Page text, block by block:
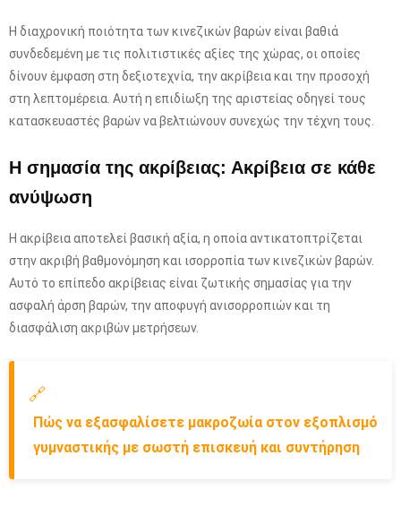
Η διαχρονική ποιότητα των κινεζικών βαρών είναι βαθιά
συνδεδεμένη με τις πολιτιστικές αξίες της χώρας, οι οποίες
δίνουν έμφαση στη δεξιοτεχνία, την ακρίβεια και την προσοχή
στη λεπτομέρεια. Αυτή η επιδίωξη της αριστείας οδηγεί τους
κατασκευαστές βαρών να βελτιώνουν συνεχώς την τέχνη τους.
Η σημασία της ακρίβειας: Ακρίβεια σε κάθε
ανύψωση
Η ακρίβεια αποτελεί βασική αξία, η οποία αντικατοπτρίζεται
στην ακριβή βαθμονόμηση και ισορροπία των κινεζικών βαρών.
Αυτό το επίπεδο ακρίβειας είναι ζωτικής σημασίας για την
ασφαλή άρση βαρών, την αποφυγή ανισορροπιών και τη
διασφάλιση ακριβών μετρήσεων.
🔗
Πώς να εξασφαλίσετε μακροζωία στον εξοπλισμό
γυμναστικής με σωστή επισκευή και συντήρηση